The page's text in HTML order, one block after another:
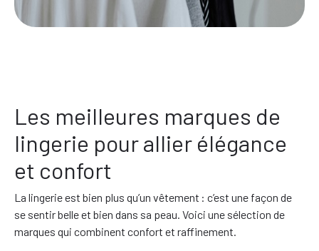
Les meilleures marques de
lingerie pour allier élégance
et confort
La lingerie est bien plus qu’un vêtement : c’est une façon de
se sentir belle et bien dans sa peau. Voici une sélection de
marques qui combinent confort et raffinement.